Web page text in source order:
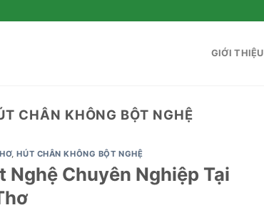
GIỚI THIỆU
CHÂN KHÔNG BỘT NGHỆ
,HÚT CHÂN KHÔNG BỘT NGHỆ
Nghệ Chuyên Nghiệp Tại